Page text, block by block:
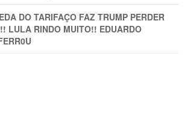
DO TARIFAÇO FAZ TRUMP PERDER
LULA RINDO MUITO!! EDUARDO